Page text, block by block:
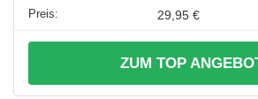
29,95 €
ZUM TOP